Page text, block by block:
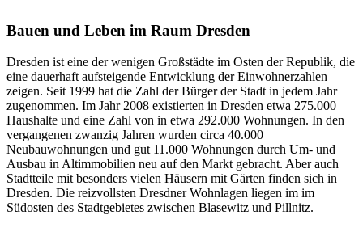
Bauen und Leben im Raum Dresden
Dresden ist eine der wenigen Großstädte im Osten der Republik, die
eine dauerhaft aufsteigende Entwicklung der Einwohnerzahlen
zeigen. Seit 1999 hat die Zahl der Bürger der Stadt in jedem Jahr
zugenommen. Im Jahr 2008 existierten in Dresden etwa 275.000
Haushalte und eine Zahl von in etwa 292.000 Wohnungen. In den
vergangenen zwanzig Jahren wurden circa 40.000
Neubauwohnungen und gut 11.000 Wohnungen durch Um- und
Ausbau in Altimmobilien neu auf den Markt gebracht. Aber auch
Stadtteile mit besonders vielen Häusern mit Gärten finden sich in
Dresden. Die reizvollsten Dresdner Wohnlagen liegen im im
Südosten des Stadtgebietes zwischen Blasewitz und Pillnitz.